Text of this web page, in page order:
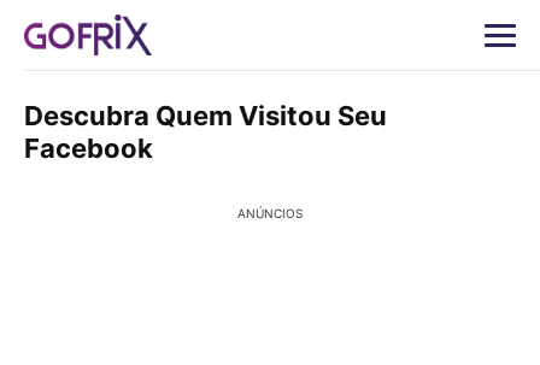
Descubra Quem Visitou Seu
Facebook
ANÚNCIOS